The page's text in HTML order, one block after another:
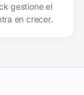
gestione el
en crecer.